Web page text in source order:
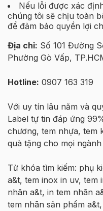
Nếu lỗi được xác
chúng tôi sẽ chịu toàn
để đảm bảo quyền lợi
Địa chỉ: Số 101 Đường
Phường Gò Vấp,
Hotline: 0907 163 319
Với uy tín lâu năm và
Label tự tin đáp ứng
chương, tem nhựa, tem
quà tặng cho mọi ngành
Từ khóa tìm kiếm: phụ
a&t, tem inox in uv, tem
nhãn a&t, in tem nhãn
tem nhãn sản phẩm